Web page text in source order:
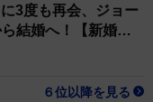
3度も再会、ジョー
結婚へ！【新婚さ
６位以降を見る